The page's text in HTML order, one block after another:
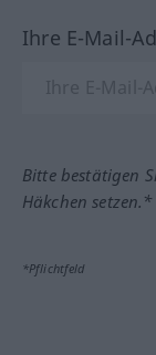
Ihre E-Mail-
Bitte bestätigen
Häkchen setzen.*
*Pflichtfeld